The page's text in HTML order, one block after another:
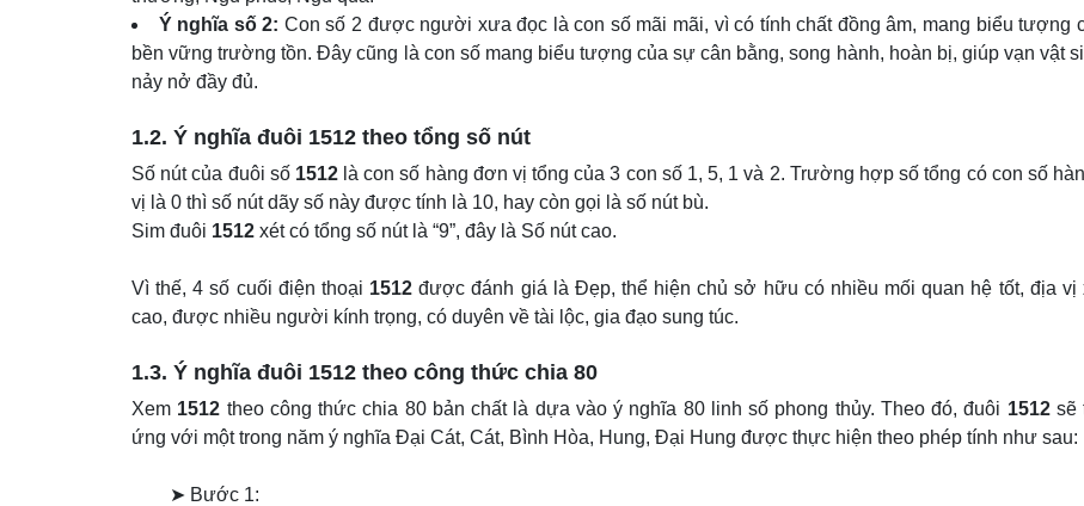
Ý nghĩa số 2: Con số 2 được người xưa đọc là con số mãi mãi, vì có tính chất đồng âm, mang biểu tượng
bền vững trường tồn. Đây cũng là con số mang biểu tượng của sự cân bằng, song hành, hoàn bị, giúp vạn vật
nảy nở đầy đủ.
1.2. Ý nghĩa đuôi 1512 theo tổng số nút
Số nút của đuôi số 1512là con số hàng đơn vị tổng của 3 con số 1, 5, 1 và 2. Trường hợp số tổng có con số
vị là 0 thì số nút dãy số này được tính là 10, hay còn gọi là số nút bù.
Sim đuôi 1512 xét có tổng số nút là “9”, đây là Số nút cao.
Vì thế, 4 số cuối điện thoại 1512 được đánh giá là Đẹp, thể hiện chủ sở hữu có nhiều mối quan hệ tốt, địa vị
cao, được nhiều người kính trọng, có duyên về tài lộc, gia đạo sung túc.
1.3. Ý nghĩa đuôi 1512 theo công thức chia 80
Xem 1512 theo công thức chia 80 bản chất là dựa vào ý nghĩa 80 linh số phong thủy. Theo đó, đuôi 1512sẽ
ứng với một trong năm ý nghĩa Đại Cát, Cát, Bình Hòa, Hung, Đại Hung được thực hiện theo phép tính như sau:
➤ Bước 1: